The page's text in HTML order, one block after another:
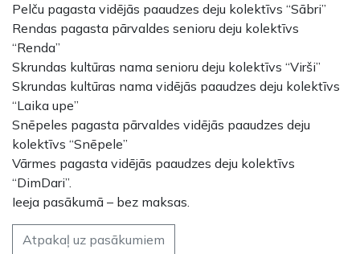
Pelču pagasta vidējās paaudzes deju kolektīvs “Sābri”
Rendas pagasta pārvaldes senioru deju kolektīvs
“Renda”
Skrundas kultūras nama senioru deju kolektīvs “Virši”
Skrundas kultūras nama vidējās paaudzes deju kolektīvs
“Laika upe”
Snēpeles pagasta pārvaldes vidējās paaudzes deju
kolektīvs “Snēpele”
Vārmes pagasta vidējās paaudzes deju kolektīvs
“DimDari”.
Ieeja pasākumā – bez maksas.
Atpakaļ uz pasākumiem